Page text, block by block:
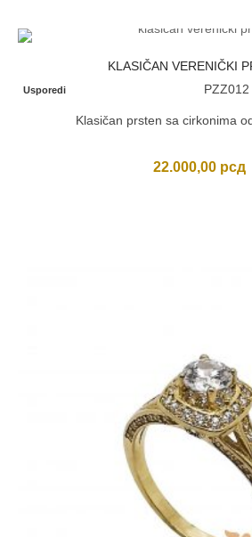
KLASIČAN VERENIČKI
Usporedi PZZ012
Klasičan prsten sa cirkonima
22.000,00 рсд